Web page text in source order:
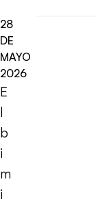
28
DE
MAYO
2026
E
l
b
i
m
i